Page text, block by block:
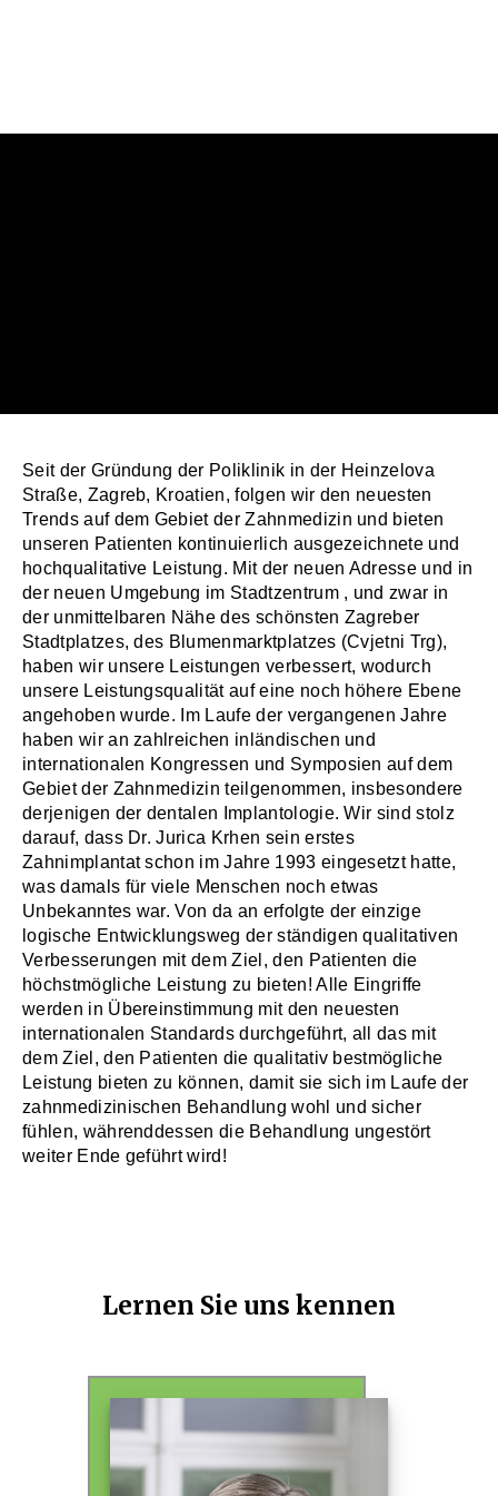
Seit der Gründung der Poliklinik in der Heinzelova
Straße, Zagreb, Kroatien, folgen wir den neuesten
Trends auf dem Gebiet der Zahnmedizin und bieten
unseren Patienten kontinuierlich ausgezeichnete und
hochqualitative Leistung. Mit der neuen Adresse und in
der neuen Umgebung im Stadtzentrum , und zwar in
der unmittelbaren Nähe des schönsten Zagreber
Stadtplatzes, des Blumenmarktplatzes (Cvjetni Trg),
haben wir unsere Leistungen verbessert, wodurch
unsere Leistungsqualität auf eine noch höhere Ebene
angehoben wurde. Im Laufe der vergangenen Jahre
haben wir an zahlreichen inländischen und
internationalen Kongressen und Symposien auf dem
Gebiet der Zahnmedizin teilgenommen, insbesondere
derjenigen der dentalen Implantologie. Wir sind stolz
darauf, dass Dr. Jurica Krhen sein erstes
Zahnimplantat schon im Jahre 1993 eingesetzt hatte,
was damals für viele Menschen noch etwas
Unbekanntes war. Von da an erfolgte der einzige
logische Entwicklungsweg der ständigen qualitativen
Verbesserungen mit dem Ziel, den Patienten die
höchstmögliche Leistung zu bieten! Alle Eingriffe
werden in Übereinstimmung mit den neuesten
internationalen Standards durchgeführt, all das mit
dem Ziel, den Patienten die qualitativ bestmögliche
Leistung bieten zu können, damit sie sich im Laufe der
zahnmedizinischen Behandlung wohl und sicher
fühlen, währenddessen die Behandlung ungestört
weiter Ende geführt wird!
Lernen Sie uns kennen